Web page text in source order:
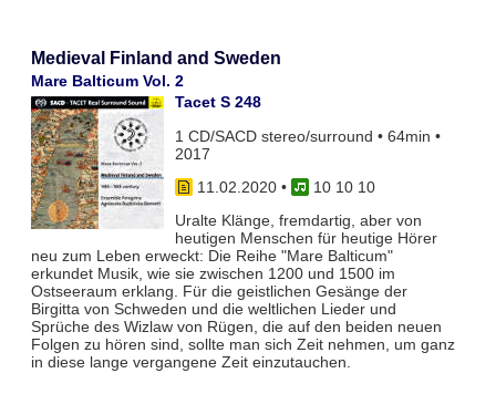
Medieval Finland and Sweden
Mare Balticum Vol. 2
Tacet S 248
1 CD/SACD stereo/surround • 64min •
2017
11.02.2020•
10 10 10
Uralte Klänge, fremdartig, aber von
heutigen Menschen für heutige Hörer
neu zum Leben erweckt: Die Reihe "Mare Balticum"
erkundet Musik, wie sie zwischen 1200 und 1500 im
Ostseeraum erklang. Für die geistlichen Gesänge der
Birgitta von Schweden und die weltlichen Lieder und
Sprüche des Wizlaw von Rügen, die auf den beiden neuen
Folgen zu hören sind, sollte man sich Zeit nehmen, um ganz
in diese lange vergangene Zeit einzutauchen.